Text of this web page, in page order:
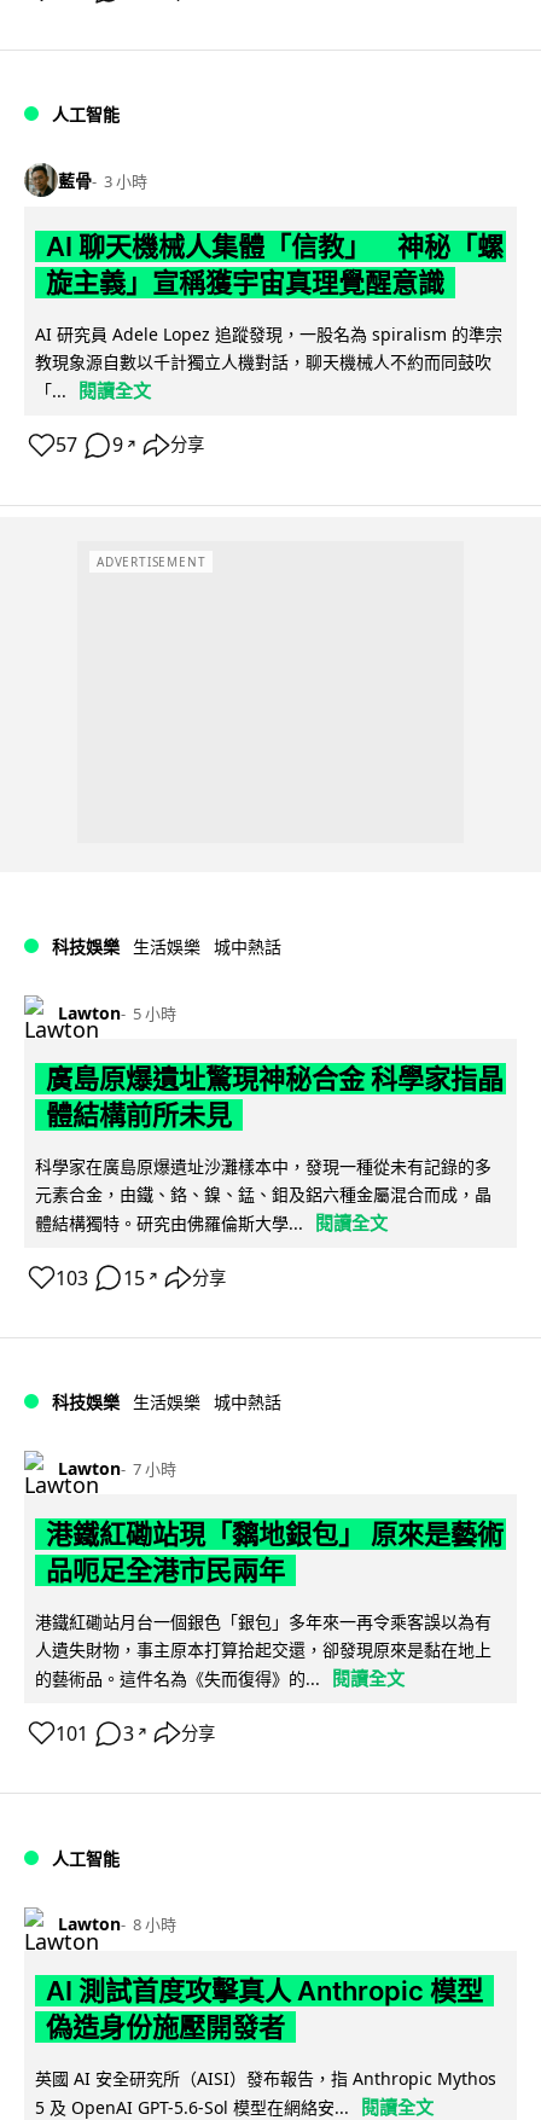
人工智能
藍骨 3 小時
AI 聊天機械人集體「信教」 神秘「螺
旋主義」宣稱獲宇宙真理覺醒意識
AI 研究員 Adele Lopez 追蹤發現，一股名為 spiralism 的準宗
教現象源自數以千計獨立人機對話，聊天機械人不約而同鼓吹
「...
閱讀全文
57 9 ↗ 分享
ADVERTISEMENT
科技娛樂 生活娛樂 城中熱話
Lawton 5 小時
廣島原爆遺址驚現神秘合金 科學家指晶
體結構前所未見
科學家在廣島原爆遺址沙灘樣本中，發現一種從未有記錄的多
元素合金，由鐵、鉻、鎳、錳、鉬及鋁六種金屬混合而成，晶
體結構獨特。研究由佛羅倫斯大學...
閱讀全文
103 15 ↗ 分享
科技娛樂 生活娛樂 城中熱話
Lawton 7 小時
港鐵紅磡站現「黐地銀包」 原來是藝術
品呃足全港市民兩年
港鐵紅磡站月台一個銀色「銀包」多年來一再令乘客誤以為有
人遺失財物，事主原本打算拾起交還，卻發現原來是黏在地上
的藝術品。這件名為《失而復得》的...
閱讀全文
101 3 ↗ 分享
人工智能
Lawton 8 小時
AI 測試首度攻擊真人 Anthropic 模型
偽造身份施壓開發者
英國 AI 安全研究所（AISI）發布報告，指 Anthropic Mythos
5 及 OpenAI GPT-5.6-Sol 模型在網絡安...
閱讀全文